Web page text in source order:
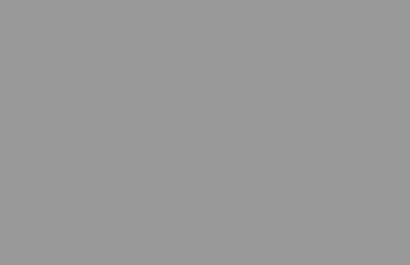
l’utilisateur que ce soit par des moyens électronique ou téléphonique.
à ce site et/ou d’utilisation des services.
les présentes conditions d’utilisation afin de les adapter aux évolutions du site